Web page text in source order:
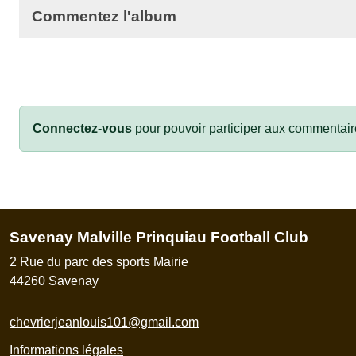
Commentez l'album
Connectez-vous pour pouvoir participer aux
Savenay Malville Prinquiau Football Club
2 Rue du parc des sports Mairie
44260 Savenay
chevrierjeanlouis101@gmail.com
Informations légales